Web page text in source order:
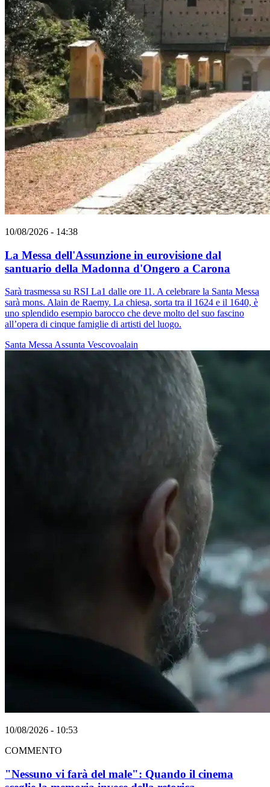
10/08/2026 - 14:38
La Messa dell'Assunzione in eurovisione dal
santuario della Madonna d'Ongero a Carona
Sarà trasmessa su RSI La1 dalle ore 11. A celebrare la Santa Messa
sarà mons. Alain de Raemy. La chiesa, sorta tra il 1624 e il 1640, è
uno splendido esempio barocco che deve molto del suo fascino
all’opera di cinque famiglie di artisti del luogo.
Santa Messa Assunta Vescovoalain
10/08/2026 - 10:53
COMMENTO
"Nessuno vi farà del male": Quando il cinema